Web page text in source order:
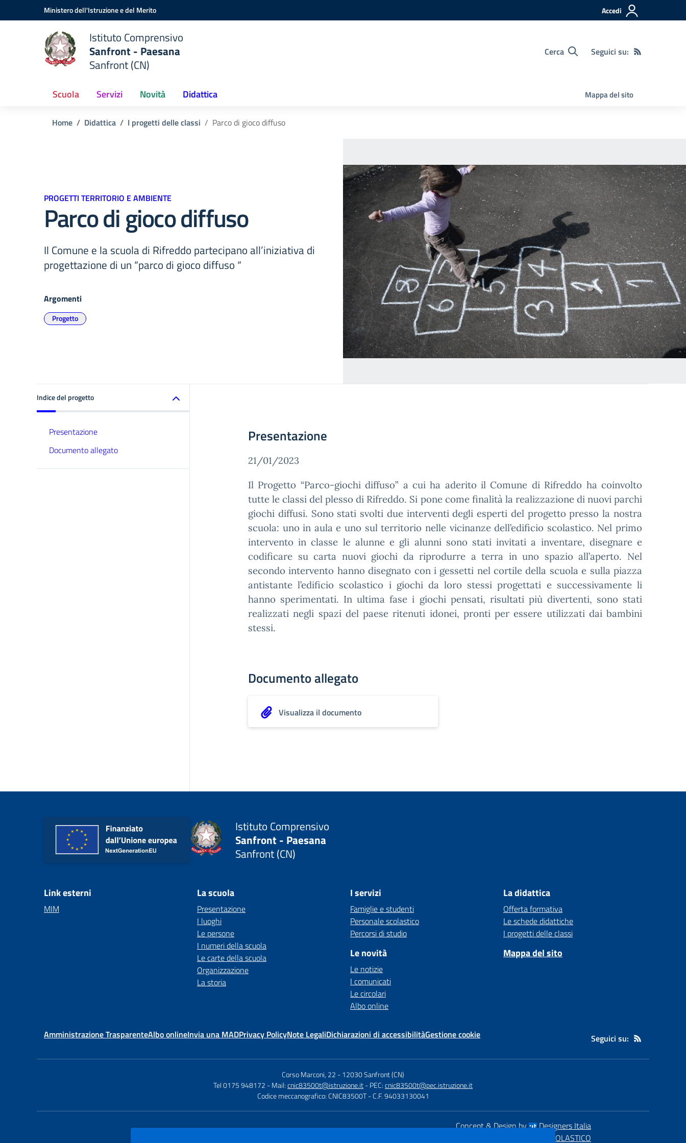
Vai ai contenuti
Vai al menu di navigazioneMinistero dell'Istruzione e del Merito Accedi
Istituto Comprensivo
Sanfront - Paesana
Sanfront (CN)
Cerca Seguici su:
Scuola Servizi Novità Didattica Mappa del sito
Home Didattica I progetti delle classi Parco di gioco diffuso
PROGETTI TERRITORIO E AMBIENTE
Parco di gioco diffuso
Il Comune e la scuola di Rifreddo partecipano all’iniziativa di
progettazione di un “parco di gioco diffuso “
Argomenti
Progetto
Indice del progetto
Presentazione
Documento allegato
Presentazione
21/01/2023
Il Progetto “Parco-giochi diffuso” a cui ha aderito il Comune di Rifreddo ha coinvolto
tutte le classi del plesso di Rifreddo. Si pone come finalità la realizzazione di nuovi parchi
giochi diffusi. Sono stati svolti due interventi degli esperti del progetto presso la nostra
scuola: uno in aula e uno sul territorio nelle vicinanze dell’edificio scolastico. Nel primo
intervento in classe le alunne e gli alunni sono stati invitati a inventare, disegnare e
codificare su carta nuovi giochi da riprodurre a terra in uno spazio all’aperto. Nel
secondo intervento hanno disegnato con i gessetti nel cortile della scuola e sulla piazza
antistante l’edificio scolastico i giochi da loro stessi progettati e successivamente li
hanno sperimentati. In ultima fase i giochi pensati, risultati più divertenti, sono stati
realizzati negli spazi del paese ritenuti idonei, pronti per essere utilizzati dai bambini
stessi.
Documento allegato
Visualizza il documento
Istituto Comprensivo
Sanfront - Paesana
Sanfront (CN)
Link esterni
MIM
La scuola
Presentazione
I luoghi
Le persone
I numeri della scuola
Le carte della scuola
Organizzazione
La storia
I servizi
Famiglie e studenti
Personale scolastico
Percorsi di studio
Le novità
Le notizie
I comunicati
Le circolari
Albo online
La didattica
Offerta formativa
Le schede didattiche
I progetti delle classi
Mappa del sito
Amministrazione TrasparenteAlbo onlineInvia una MADPrivacy PolicyNote LegaliDichiarazioni di accessibilitàGestione cookie Seguici su:
Corso Marconi, 22 -12030 Sanfront (CN)
Tel 0175 948172 - Mail:cnic83500t@istruzione.it- PEC:cnic83500t@pec.istruzione.it
Codice meccanografico: CNIC83500T - C.F. 94033130041
Concept & Design by
Designers Italia
SCUOLASTICO